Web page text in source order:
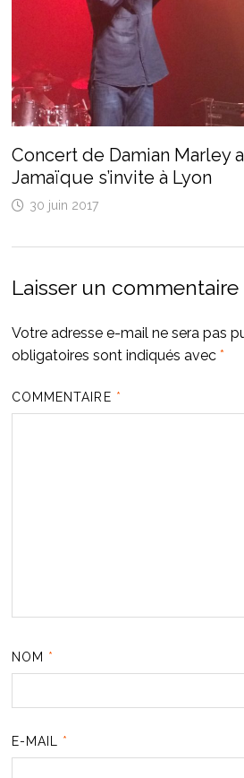
Concert de Damian Marley
Jamaïque s’invite à Lyon
30 juin 2017
Laisser un commentaire
Votre adresse e-mail ne sera pas
obligatoires sont indiqués avec *
COMMENTAIRE *
NOM *
E-MAIL *